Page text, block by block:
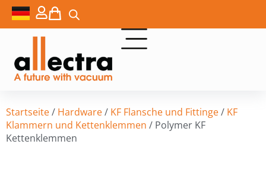
Startseite/ Hardware/ KF Flansche und Fittinge/ KF
Klammern und Kettenklemmen / Polymer KF
Kettenklemmen